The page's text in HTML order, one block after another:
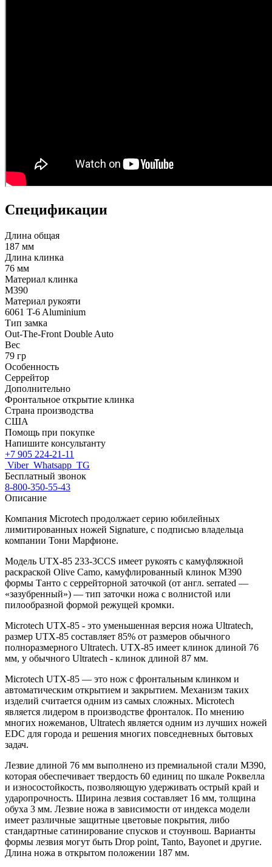
Спецификации
Длина общая
187 мм
Длина клинка
76 мм
Материал клинка
M390
Материал рукояти
6061 T-6 Aluminium
Тип замка
Out-The-Front Double Auto
Вес
79 гр
Особенность
Серрейтор
Дополнительно
Фронтальное открытие клинка
Страна производства
США
Помощь при покупке
Напишите консультанту
+7 905 224-21-11
Viber Whatsapp TG
Бесплатный звонок
8-800-350-55-43
Описание
Компания Microtech продолжает серию юбилейных
лимитированных ножей Signature, с подписью владельца
компании Тони Марфионе.
Модель UTX-85 233-3CCS имеет рукоять с камуфляжной
раскраской Olive Camo, камуфлированный клинок M390
формы Танто с серрейторной заточкой (от англ. serrated —
«зазубренный») — тип заточки ножа с волнистой или
пилообразной формой режущей кромки.
Microtech UTX-85 - это уменьшенная версия ножа Ultratech,
размер UTX-85 составляет 85% от размеров обычного
полноразмерного Ultratech. UTX-85 имеет клинок длиной 76
мм, у обычного Ultratech - клинок длиной 87 мм.
Microtech UTX-85 — это нож с фронтальным клинком и
автоматическим открытием и закрытием. Механизм таких
изделий считается одним из самых сложных. Microtech
является лидером в производстве фронталок. По мнению
многих ножеманов, Ultratech является одним из лучших ножей
EDC для города и решения многих повседневных бытовых
задач.
Лезвие длиной 76 мм выполнено из премиальной стали M390,
которая обеспечивает твердость 60 единиц по шкале Роквелла
и износостойкость, позволяющую удерживать острый край и
ударопрочность. Ширина лезвия составляет 16 мм, толщина
обуха 3 мм. Лезвие ножа в зависимости от индекса модели
имеет различные защитные цветовые покрытия, либо
стандартные сатинирование спусков и стоунвош. Варианты
формы лезвия могут быть Drop point, Tanto, Bayonet и другие.
Длина ножа в открытом положении 187 мм.